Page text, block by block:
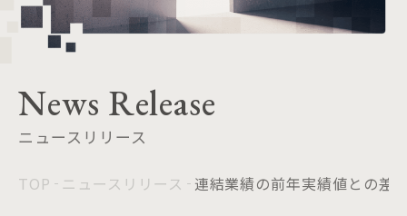
News Release
ニュースリリース
TOP ニュースリリース 連結業績の前年実績値との差